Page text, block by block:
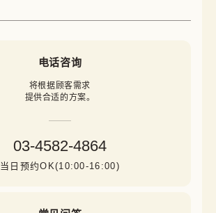
电话咨询
将根据顾客需求
提供合适的方案。
03-4582-4864
当日预约OK(10:00-16:00)